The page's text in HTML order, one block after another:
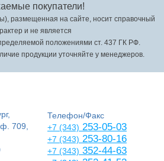
покупатели!
размещенная на сайте, носит справочный
и не является
положениями ст. 437 ГК РФ.
продукции уточняйте у менеджеров.
709,
Телефон/Факс
+7 (343) 253-05-03
+7 (343) 253-80-16
+7 (343) 352-44-63